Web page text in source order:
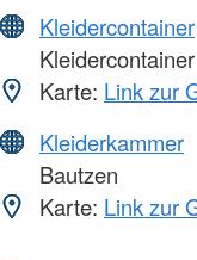
Kleidercontainer
Kleidercontainer
Karte: Link zur
Kleiderkammer
Bautzen
Karte: Link zur